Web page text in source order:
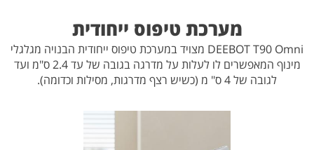
מערכת טיפוס ייחודית
DEEBOT T90 Omni מצויד במערכת טיפוס ייחודית הבנויה מגלגלי
מינוף המאפשרים לו לעלות על מדרגה בגובה של עד 2.4 ס"מ ועד
לגובה של 4 ס" מ (כשיש רצף מדרגות, מסילות וכדומה).